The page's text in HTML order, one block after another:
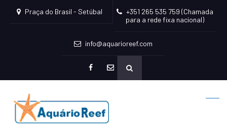
Praça do Brasil - Setúbal
+351 265 535 759 (Chamada
para a rede fixa nacional)
info@aquarioreef.com
mailto